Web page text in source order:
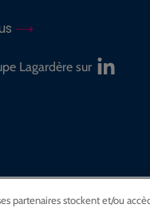
Lagardère sur
partenaires stockent et/ou